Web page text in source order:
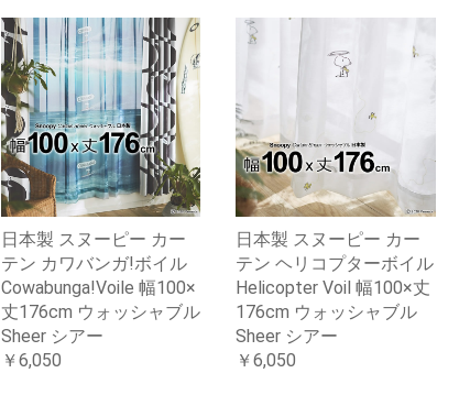
日本製 スヌーピー カー
テン カワバンガ!ボイル
Cowabunga!Voile 幅100×
丈176cm ウォッシャブル
Sheer シアー
￥6,050
日本製 スヌーピー カー
テン ヘリコプターボイル
Helicopter Voil 幅100×丈
176cm ウォッシャブル
Sheer シアー
￥6,050